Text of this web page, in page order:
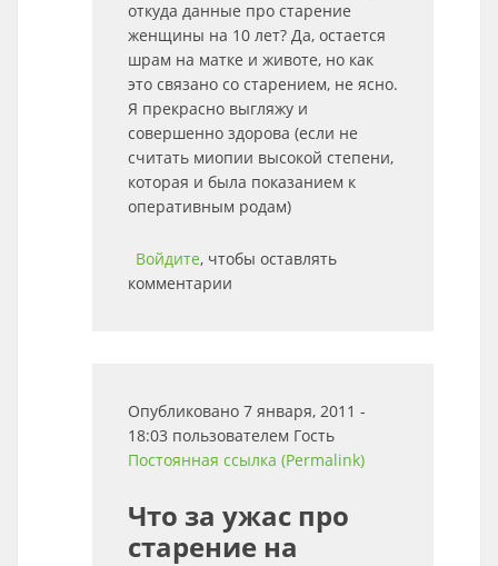
откуда данные про старение
женщины на 10 лет? Да, остается
шрам на матке и животе, но как
это связано со старением, не ясно.
Я прекрасно выгляжу и
совершенно здорова (если не
считать миопии высокой степени,
которая и была показанием к
оперативным родам)
Войдите, чтобы оставлять
комментарии
Опубликовано 7 января, 2011 -
18:03 пользователем Гость
Постоянная ссылка (Permalink)
Что за ужас про
старение на